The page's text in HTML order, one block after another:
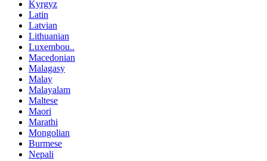
Kyrgyz
Latin
Latvian
Lithuanian
Luxembou..
Macedonian
Malagasy
Malay
Malayalam
Maltese
Maori
Marathi
Mongolian
Burmese
Nepali